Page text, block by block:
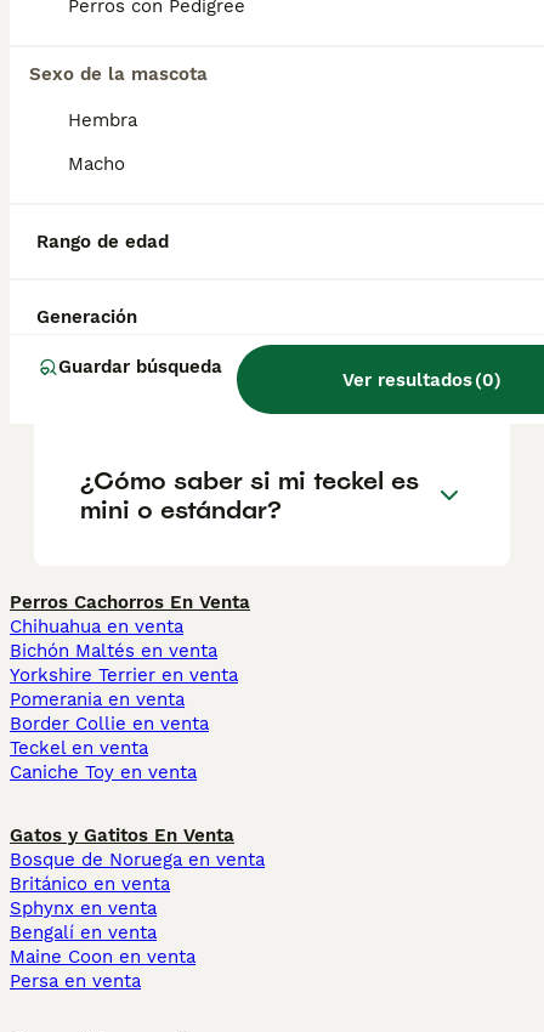
Perros con Pedigree
Sexo de la mascota
Hembra
Macho
Rango de edad
Generación
Guardar búsqueda
Ver resultados(0)
¿Cuáles son los 3 tipos de
¿Qué problemas suelen tener
¿Cuánto suelen vivir los
¿Cómo saber si mi teckel es
mini o estándar?
Perros Cachorros En Venta
Chihuahua en venta
Bichón Maltés en venta
Yorkshire Terrier en venta
Pomerania en venta
Border Collie en venta
Teckel en venta
Caniche Toy en venta
Gatos y Gatitos En Venta
Bosque de Noruega en venta
Británico en venta
Sphynx en venta
Bengalí en venta
Maine Coon en venta
Persa en venta